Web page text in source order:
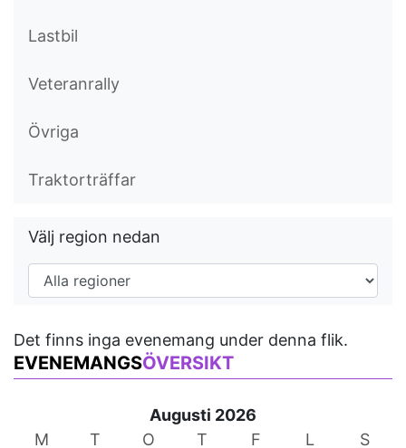
Lastbil
Veteranrally
Övriga
Traktorträffar
Välj region nedan
Det finns inga evenemang under denna flik.
EVENEMANGSÖVERSIKT
Augusti 2026
M
T O T F L
S